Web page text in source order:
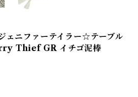
ニファーテイラー☆テーブル
Thief GR イチゴ泥棒